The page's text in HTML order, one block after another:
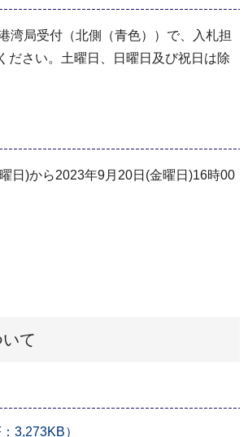
湾局受付（北側（青色））で、入札担
ださい。土曜日、日曜日及び祝日は除
日)から2023年9月20日(金曜日)16時00
て
3,273KB）